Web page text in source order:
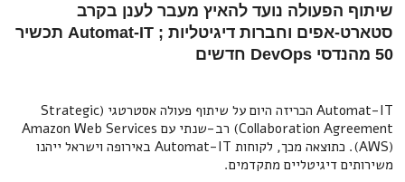
שיתוף הפעולה נועד להאיץ מעבר לענן בקרב
סטארט-אפים וחברות דיגיטליות ; Automat-IT תכשיר
50 מהנדסי DevOps חדשים
Automat-IT הכריזה היום על שיתוף פעולה אסטרטגי (Strategic
Collaboration Agreement) רב-שנתי עם Amazon Web Services
(AWS). כתוצאה מכך, לקוחות Automat-IT באירופה וישראל ייהנו
משירותים דיגיטליים מתקדמים.